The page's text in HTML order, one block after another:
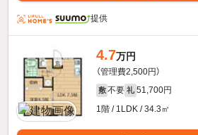
提供
4.7万円
（管理費2,500円）
敷 不要 礼 51,700円
1階 / 1LDK / 34.3㎡